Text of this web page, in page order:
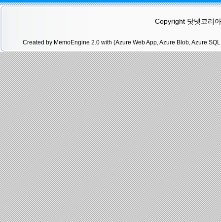
Copyright 닷넷코리
Created by MemoEngine 2.0 with (Azure Web App, Azure Blob, Azure